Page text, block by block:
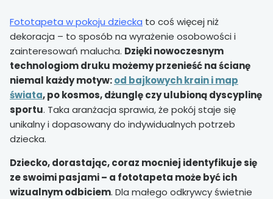
Fototapeta w pokoju dziecka to coś więcej niż
dekoracja – to sposób na wyrażenie osobowości i
zainteresowań malucha. Dzięki nowoczesnym
technologiom druku możemy przenieść na ścianę
niemal każdy motyw:od bajkowych krain i map
świata, po kosmos, dżunglę czy ulubioną dyscyplinę
sportu. Taka aranżacja sprawia, że pokój staje się
unikalny i dopasowany do indywidualnych potrzeb
dziecka.
Dziecko, dorastając, coraz mocniej identyfikuje się
ze swoimi pasjami – a fototapeta może być ich
wizualnym odbiciem. Dla małego odkrywcy świetnie